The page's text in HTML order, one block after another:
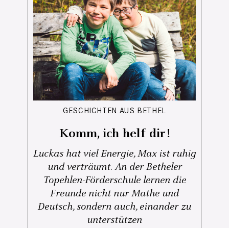
GESCHICHTEN AUS BETHEL
Komm, ich helf dir!
Luckas hat viel Energie, Max ist ruhig
und verträumt. An der Betheler
Topehlen-Förderschule lernen die
Freunde nicht nur Mathe und
Deutsch, sondern auch, einander zu
unterstützen